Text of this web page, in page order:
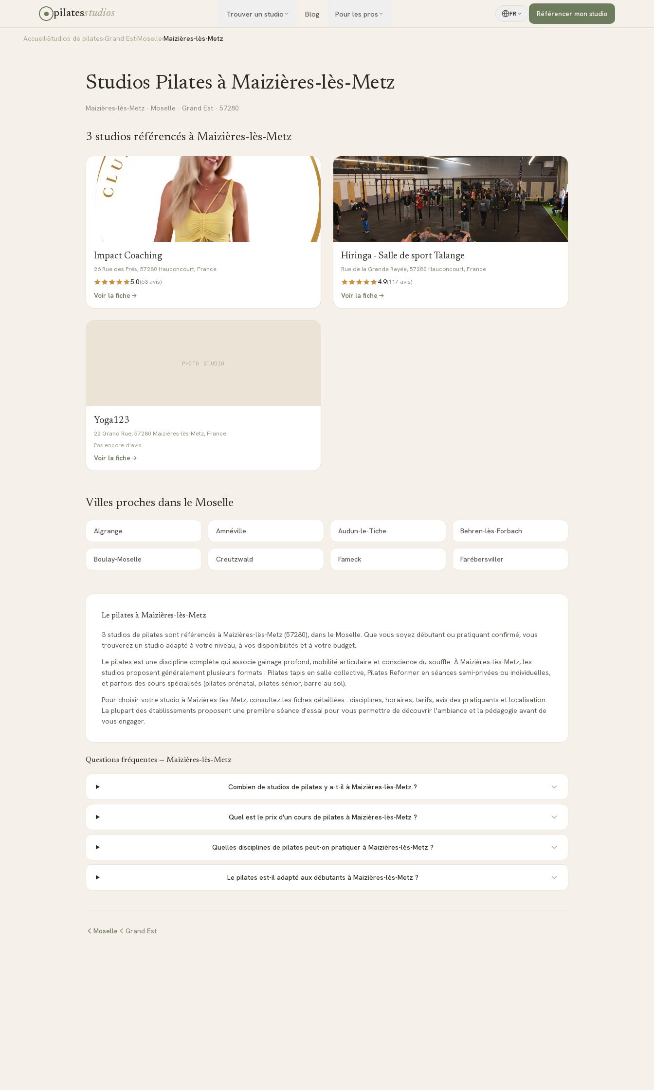
pilatesstudios Trouver un studio Blog Pour les pros FR Référencer mon studio
Accueil›Studios de pilates›Grand Est›Moselle›Maizières-lès-Metz
Studios Pilates à Maizières-lès-Metz
Maizières-lès-Metz · Moselle · Grand Est · 57280
3 studios référencés à Maizières-lès-Metz
Impact Coaching
26 Rue des Prés, 57280 Hauconcourt, France
5.0(63 avis)
Voir la fiche
Hiringa - Salle de sport Talange
Rue de la Grande Rayée, 57280 Hauconcourt, France
4.9(117 avis)
Voir la fiche
PHOTO STUDIO
Yoga123
22 Grand Rue, 57280 Maizières-lès-Metz, France
Pas encore d'avis
Voir la fiche
Villes proches dans le Moselle
Algrange Amnéville Audun-le-Tiche Behren-lès-Forbach
Boulay-Moselle Creutzwald Fameck Farébersviller
Le pilates à Maizières-lès-Metz
3 studios de pilates sont référencés à Maizières-lès-Metz (57280), dans le Moselle. Que vous soyez débutant ou pratiquant confirmé, vous
trouverez un studio adapté à votre niveau, à vos disponibilités et à votre budget.
Le pilates est une discipline complète qui associe gainage profond, mobilité articulaire et conscience du souffle. À Maizières-lès-Metz, les
studios proposent généralement plusieurs formats : Pilates tapis en salle collective, Pilates Reformer en séances semi-privées ou individuelles,
et parfois des cours spécialisés (pilates prénatal, pilates sénior, barre au sol).
Pour choisir votre studio à Maizières-lès-Metz, consultez les fiches détaillées : disciplines, horaires, tarifs, avis des pratiquants et localisation.
La plupart des établissements proposent une première séance d'essai pour vous permettre de découvrir l'ambiance et la pédagogie avant de
vous engager.
Questions fréquentes — Maizières-lès-Metz
Combien de studios de pilates y a-t-il à Maizières-lès-Metz ?
Quel est le prix d'un cours de pilates à Maizières-lès-Metz ?
Quelles disciplines de pilates peut-on pratiquer à Maizières-lès-Metz ?
Le pilates est-il adapté aux débutants à Maizières-lès-Metz ?
Moselle Grand Est